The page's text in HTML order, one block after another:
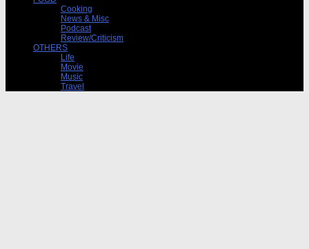
Cooking
News & Misc
Podcast
Review/Criticism
OTHERS
Life
Movie
Music
Travel